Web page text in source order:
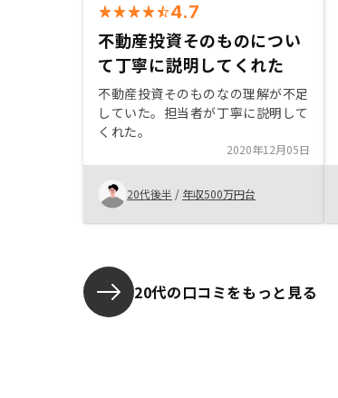
4.7
不動産投資そのものについ
て丁寧に説明してくれた
不動産投資そのものなの理解が不足
していた。担当者が丁寧に説明して
くれた。
2020年12月05日
20代後半 / 年収500万円台
20代の口コミをもっと見る